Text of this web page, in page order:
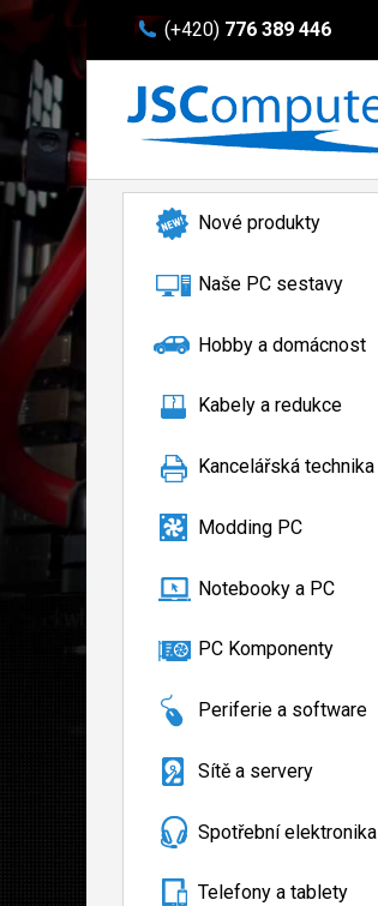
(+420) 776 389 446
Nové produkty
Naše PC sestavy
Hobby a domácnost
Kabely a redukce
Kancelářská technika
Modding PC
Notebooky a PC
PC Komponenty
Periferie a software
Sítě a servery
Spotřební elektronika
Telefony a tablety